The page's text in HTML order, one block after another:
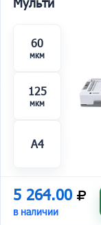
60
мкм
125
мкм
A4
5 264.00
в наличии